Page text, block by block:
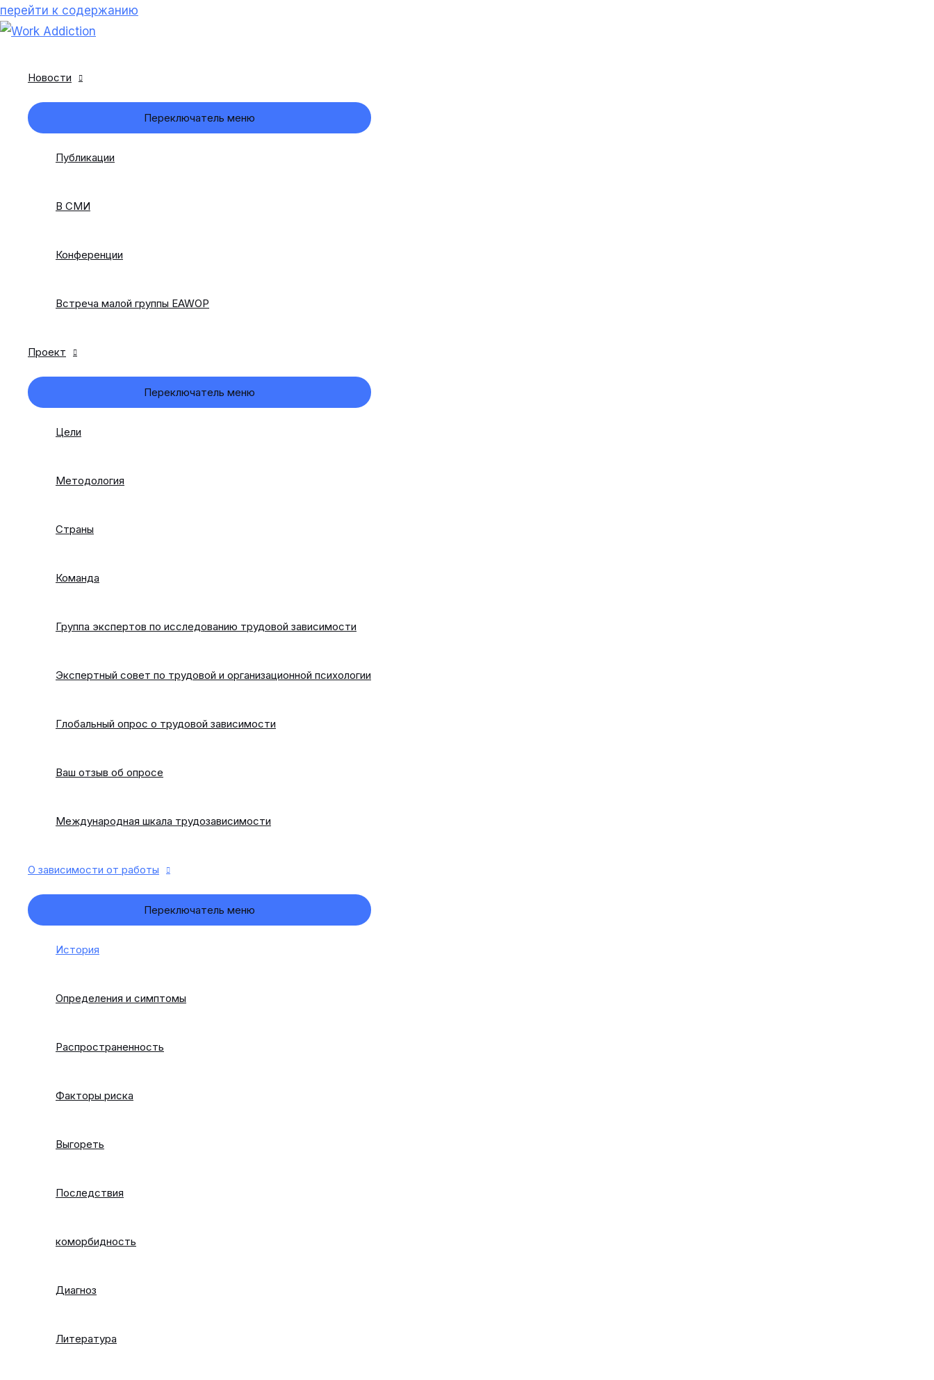
перейти к содержанию
Новости
Переключатель меню
Публикации
В СМИ
Конференции
Встреча малой группы EAWOP
Проект
Переключатель меню
Цели
Методология
Страны
Команда
Группа экспертов по исследованию трудовой зависимости
Экспертный совет по трудовой и организационной психологии
Глобальный опрос о трудовой зависимости
Ваш отзыв об опросе
Международная шкала трудозависимости
О зависимости от работы
Переключатель меню
История
Определения и симптомы
Распространенность
Факторы риска
Выгореть
Последствия
коморбидность
Диагноз
Литература